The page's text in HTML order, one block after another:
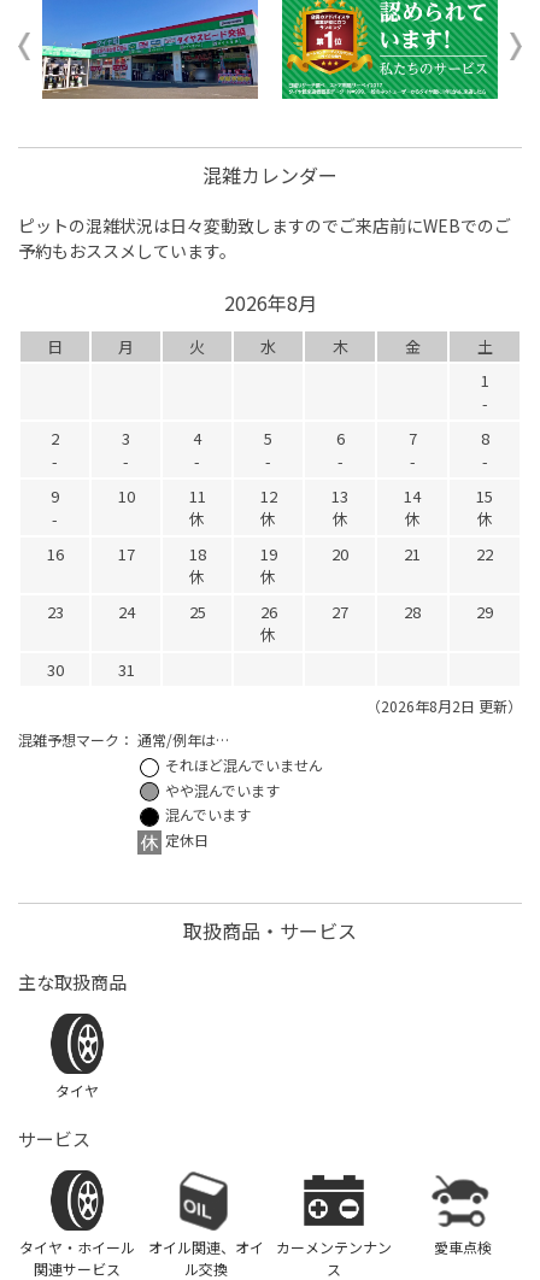
混雑カレンダー
ピットの混雑状況は日々変動致しますのでご来店前にWEBでのご
予約もおススメしています。
2026年8月
日 月 火 水 木 金
土
1
-
2
-
3
-
4
-
5
-
6
-
7
-
8
-
9
-
10
11
休
12
休
13
休
14
休
15
休
16
17
18
休
19
休
20 21 22
23 24 25
26
休
27 28 29
30 31
（2026年8月2日 更新）
混雑予想マーク： 通常/例年は…
それほど混んでいません
やや混んでいます
混んでいます
定休日
取扱商品・サービス
主な取扱商品
タイヤ
サービス
タイヤ・ホイール
関連サービス
オイル関連、オイ
ル交換
カーメンテンナン
ス
愛車点検